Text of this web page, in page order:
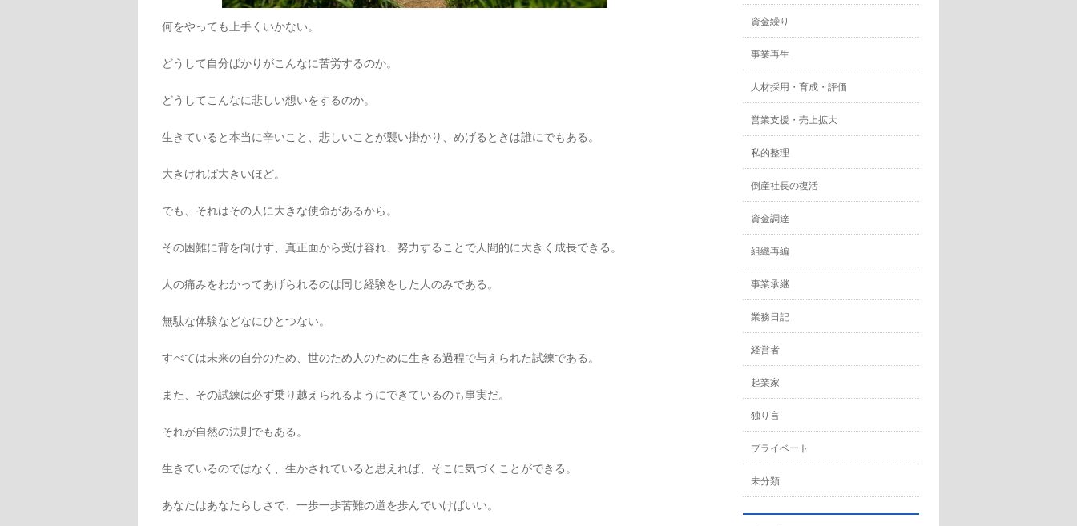
何をやっても上手くいかない。
どうして自分ばかりがこんなに苦労するのか。
どうしてこんなに悲しい想いをするのか。
生きていると本当に辛いこと、悲しいことが襲い掛かり、めげるときは誰にでもある。
大きければ大きいほど。
でも、それはその人に大きな使命があるから。
その困難に背を向けず、真正面から受け容れ、努力することで人間的に大きく成長できる。
人の痛みをわかってあげられるのは同じ経験をした人のみである。
無駄な体験などなにひとつない。
すべては未来の自分のため、世のため人のために生きる過程で与えられた試練である。
また、その試練は必ず乗り越えられるようにできているのも事実だ。
それが自然の法則でもある。
生きているのではなく、生かされていると思えれば、そこに気づくことができる。
あなたはあなたらしさで、一歩一歩苦難の道を歩んでいけばいい。
資金繰り
事業再生
人材採用・育成・評価
営業支援・売上拡大
私的整理
倒産社長の復活
資金調達
組織再編
事業承継
業務日記
経営者
起業家
独り言
プライベート
未分類